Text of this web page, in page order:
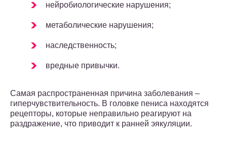
нейробиологические нарушения;
метаболические нарушения;
наследственность;
вредные привычки.
Самая распространенная причина заболевания –
гиперчувствительность. В головке пениса находятся
рецепторы, которые неправильно реагируют на
раздражение, что приводит к ранней эякуляции.